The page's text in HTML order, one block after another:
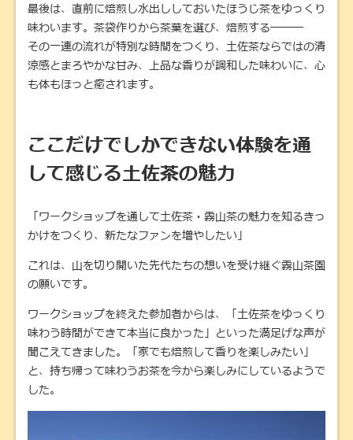
最後は、直前に焙煎し水出ししておいたほうじ茶をゆっくり
味わいます。茶袋作りから茶葉を選び、焙煎する―――
その一連の流れが特別な時間をつくり、土佐茶ならではの清
涼感とまろやかな甘み、上品な香りが調和した味わいに、心
も体もほっと癒されます。
ここだけでしかできない体験を通
して感じる土佐茶の魅力
「ワークショップを通して土佐茶・霧山茶の魅力を知るきっ
かけをつくり、新たなファンを増やしたい」
これは、山を切り開いた先代たちの想いを受け継ぐ霧山茶園
の願いです。
ワークショップを終えた参加者からは、「土佐茶をゆっくり
味わう時間ができて本当に良かった」といった満足げな声が
聞こえてきました。「家でも焙煎して香りを楽しみたい」
と、持ち帰って味わうお茶を今から楽しみにしているようで
した。